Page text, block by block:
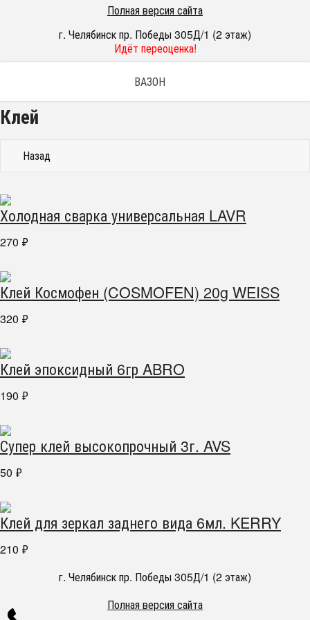
Полная версия сайта
г. Челябинск пр. Победы 305Д/1 (2 этаж)
Идёт переоценка!
ВАЗОН
Клей
Назад
Холодная сварка универсальная LAVR
270 ₽
Клей Космофен (COSMOFEN) 20g WEISS
320 ₽
Клей эпоксидный 6гр ABRO
190 ₽
Супер клей высокопрочный 3г. AVS
50 ₽
Клей для зеркал заднего вида 6мл. KERRY
210 ₽
г. Челябинск пр. Победы 305Д/1 (2 этаж)
Полная версия сайта